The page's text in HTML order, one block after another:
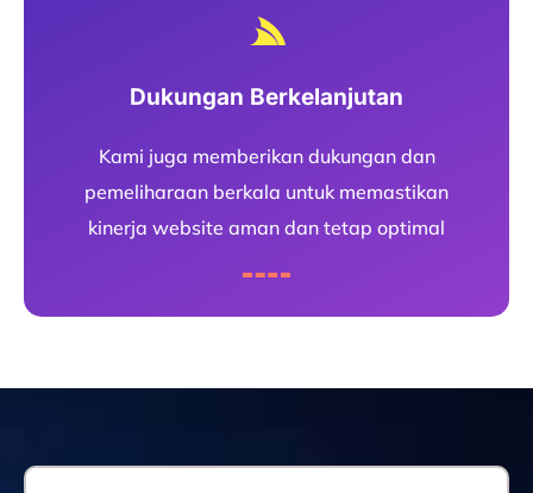
Dukungan Berkelanjutan
Kami juga memberikan dukungan dan
pemeliharaan berkala untuk memastikan
kinerja website aman dan tetap optimal